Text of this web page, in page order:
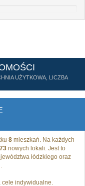
UŻYTKOWA, LICZBA
8 mieszkań. Na każdych
nowych lokali. Jest to
łódzkiego oraz
cele indywidualne.